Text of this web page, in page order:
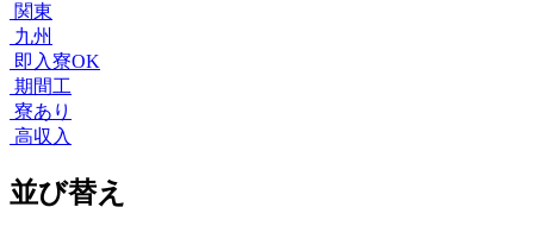
関東
九州
即入寮OK
期間工
寮あり
高収入
並び替え